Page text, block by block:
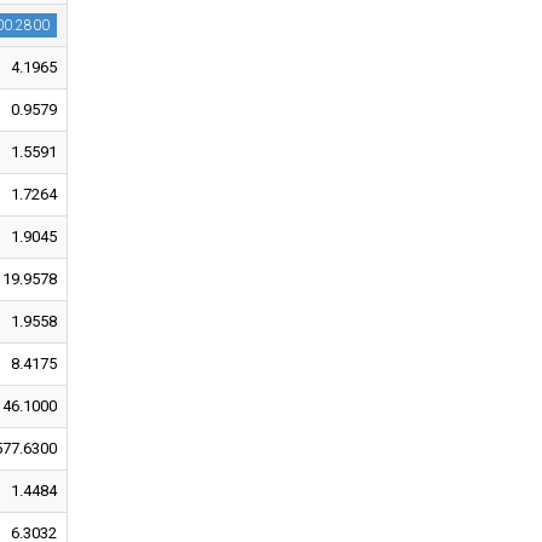
4.1965
0.9579
1.5591
1.7264
1.9045
19.9578
1.9558
8.4175
1.4484
6.3032